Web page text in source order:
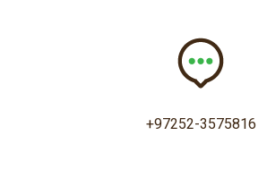
+97252-3575816